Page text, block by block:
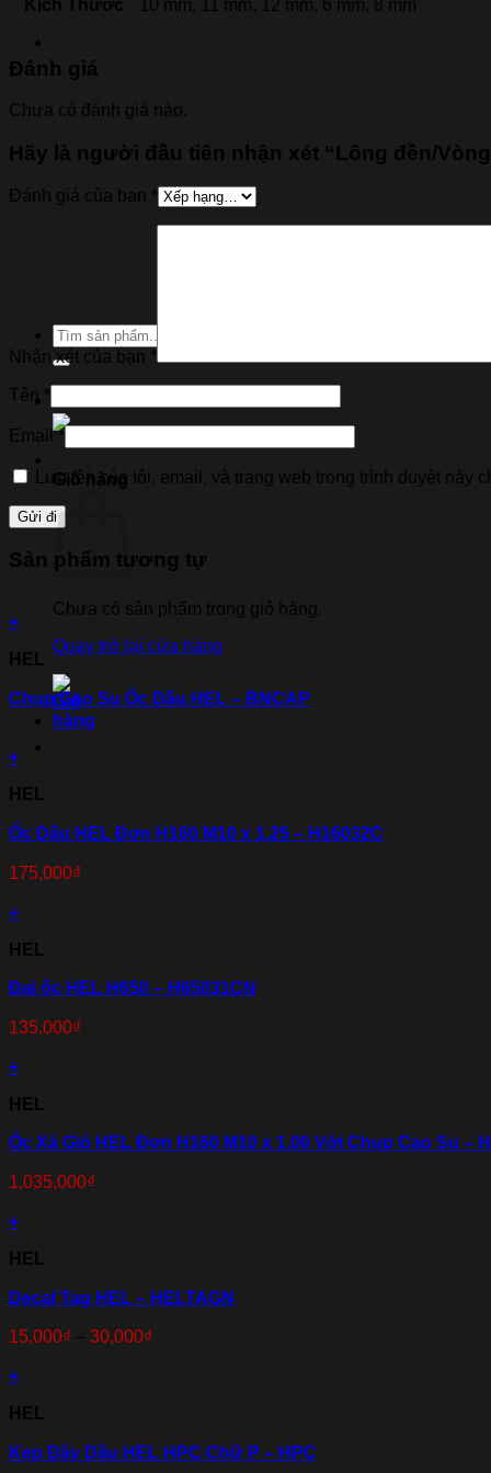
Tìm
kiếm:
Giỏ hàng
Chưa có sản phẩm trong giỏ hàng.
Quay trở lại cửa hàng
Kich Thước 10 mm, 11 mm, 12 mm, 6 mm, 8 mm
Đánh giá
Chưa có đánh giá nào.
Hãy là người đầu tiên nhận xét “Lông đền/
Đánh giá của bạn *
Nhận xét của bạn *
Tên *
Email*
Lưu tên của tôi, email, và trang web trong trình duyệt này
Sản phẩm tương tự
+
HEL
Chụp Cao Su Ốc Dầu HEL – BNCAP
+
HEL
Ốc Dầu HEL Đơn H160 M10 x 1.25 – H16032C
175,000₫
+
HEL
Đai ốc HEL H650 – H65031CN
135,000₫
+
HEL
Ốc Xả Gió HEL Đơn H160 M10 x 1.00 Với Chụp Cao Su –
1,035,000₫
+
HEL
Decal Tag HEL – HELTAGN
15,000₫ – 30,000₫
+
HEL
Kẹp Dây Dầu HEL HPC Chữ P – HPC